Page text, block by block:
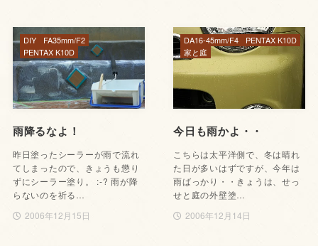
雨降るなよ！
昨日塗ったシーラーが雨で流れ
てしまったので、きょうも懲り
ずにシーラー塗り。 :-? 雨が降
らないのを祈る…
2006年12月15日
DIY
FA35mm/F2
PENTAX K10D
今日も雨かよ・・
こちらは太平洋側で、冬は晴れ
た日が多いはずですが、今年は
雨ばっかり・・きょうは、せっ
せと庭の外壁塗…
2006年12月14日
DA16-45mm/F4
PENTAX K10D
家と庭